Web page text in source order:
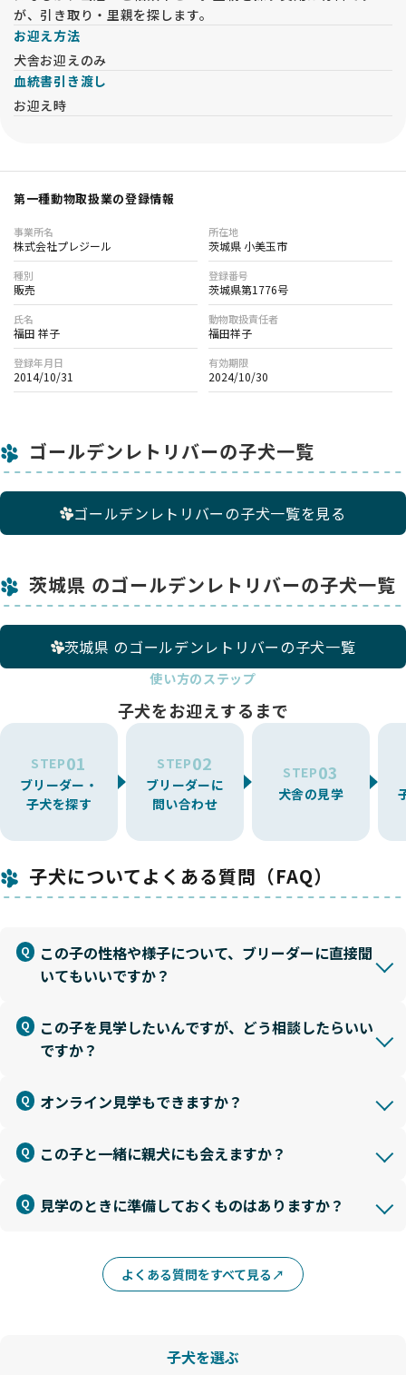
金の全額を返金致します。
現状では健康に見える子犬でも成長と共に疾患が現れる場合が
あります。福田ブリーダーでは生命保証を長期間に設定し、お
客様に安心してお迎え頂けるようにしております。
★★★大切にしていること★★★
り、誰からも愛される性格の良い子犬、健康・健全な子犬をお
子犬ちゃんと飼い主様がレトリバーライフを楽しんで頂けるよ
う生涯にわたりサポートしていきます。
両親犬は股関節形成不全検査、ＰＲＡ遺伝子検査、ＥＩＣ遺伝
子検査、ブルセラ症抗体検査、狂犬病予防接種、混合ワクチン
接種、フィラリア予防薬、検便を定期的に受けて、安心・安全
な繁殖を心がけています。
また、母体の健康を考え生涯出産は6回まで、５才以降の出産
はしません。（４才中引退）
が、引き取り・里親を探します。
お迎え方法
犬舎お迎えのみ
血統書引き渡し
お迎え時
第一種動物取扱業の登録情報
事業所名
株式会社プレジール
所在地
茨城県 小美玉市
種別
販売
登録番号
茨城県第1776号
氏名
福田 祥子
動物取扱責任者
福田祥子
登録年月日
2014/10/31
有効期限
2024/10/30
ゴールデンレトリバーの子犬一覧
ゴールデンレトリバーの子犬一覧を見る
茨城県 のゴールデンレトリバーの子犬一覧
茨城県 のゴールデンレトリバーの子犬一覧
使い方のステップ
子犬をお迎えするまで
STEP01
ブリーダー・
子犬を探す
STEP02
ブリーダーに
問い合わせ
STEP03
犬舎の見学
子犬についてよくある質問（FAQ）
この子の性格や様子について、ブリーダーに直接聞
いてもいいですか？
この子を見学したいんですが、どう相談したらいい
ですか？
オンライン見学もできますか？
この子と一緒に親犬にも会えますか？
見学のときに準備しておくものはありますか？
よくある質問をすべて見る
子犬を選ぶ